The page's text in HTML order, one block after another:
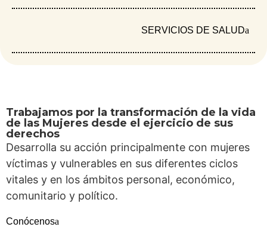
SERVICIOS DE SALUD
Trabajamos por la transformación de la vida
de las Mujeres desde el ejercicio de sus
derechos
Desarrolla su acción principalmente con mujeres
víctimas y vulnerables en sus diferentes ciclos
vitales y en los ámbitos personal, económico,
comunitario y político.
Conócenos
procesos de IVE. Con
acceso digno a
servicios seguros.
Descárgala,
compártela y únete a
la ola verde por la vida
y la dignidad.